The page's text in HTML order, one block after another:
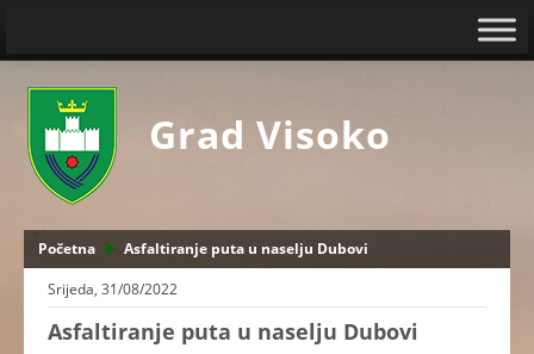
Grad Visoko
Početna
Asfaltiranje puta u naselju Dubovi
Srijeda, 31/08/2022
Asfaltiranje puta u naselju Dubovi